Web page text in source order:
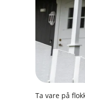
Ta vare på